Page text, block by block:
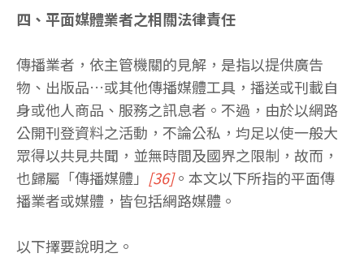
四、平面媒體業者之相關法律責任
傳播業者，依主管機關的見解，是指以提供廣告
物、出版品…或其他傳播媒體工具，播送或刊載自
身或他人商品、服務之訊息者。不過，由於以網路
公開刊登資料之活動，不論公私，均足以使一般大
眾得以共見共聞，並無時間及國界之限制，故而，
也歸屬「傳播媒體」 [36]。本文以下所指的平面傳
播業者或媒體，皆包括網路媒體。
以下擇要說明之。